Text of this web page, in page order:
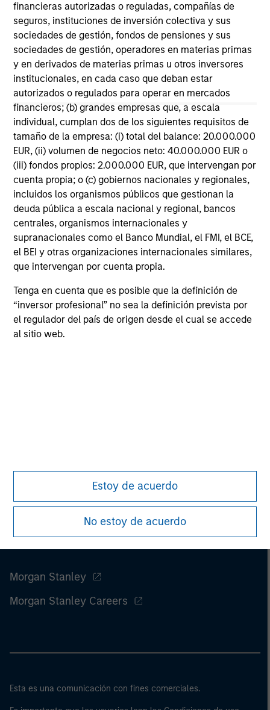
financieras autorizadas o reguladas, compañías de
seguros, instituciones de inversión colectiva y sus
sociedades de gestión, fondos de pensiones y sus
sociedades de gestión, operadores en materias primas
y en derivados de materias primas u otros inversores
institucionales, en cada caso que deban estar
autorizados o regulados para operar en mercados
financieros; (b) grandes empresas que, a escala
individual, cumplan dos de los siguientes requisitos de
tamaño de la empresa: (i) total del balance: 20.000.000
EUR, (ii) volumen de negocios neto: 40.000.000 EUR o
(iii) fondos propios: 2.000.000 EUR, que intervengan por
cuenta propia; o (c) gobiernos nacionales y regionales,
incluidos los organismos públicos que gestionan la
deuda pública a escala nacional y regional, bancos
centrales, organismos internacionales y
supranacionales como el Banco Mundial, el FMI, el BCE,
el BEI y otras organizaciones internacionales similares,
que intervengan por cuenta propia.
Tenga en cuenta que es posible que la definición de
“inversor profesional” no sea la definición prevista por
el regulador del país de origen desde el cual se accede
al sitio web.
Estoy de acuerdo
No estoy de acuerdo
Signs of excess in the AI space are appearing –
and the market may be ripe for creative
destruction in 2026. Thus far, vast amounts of
capital have been spent funding a to-be-
determined future revenue. We question how
long the appetite for funding the hopes of
future revenue will persist. Learn why in our
2026 Hedge Funds outlook.
18-DIC-2025
May not represent all Team Members.
The information on this page is for informational
purposes only. The information contained herein does
offering of advisory services or an offer to sell or a
solicitation of an offer to buy any securities in any
jurisdiction in which such offer or solicitation,
purchase or sale would be unlawful under the
securities, insurance or other laws of such jurisdiction.
Morgan Stanley
Morgan Stanley Careers
Esta es una comunicación con fines comerciales.